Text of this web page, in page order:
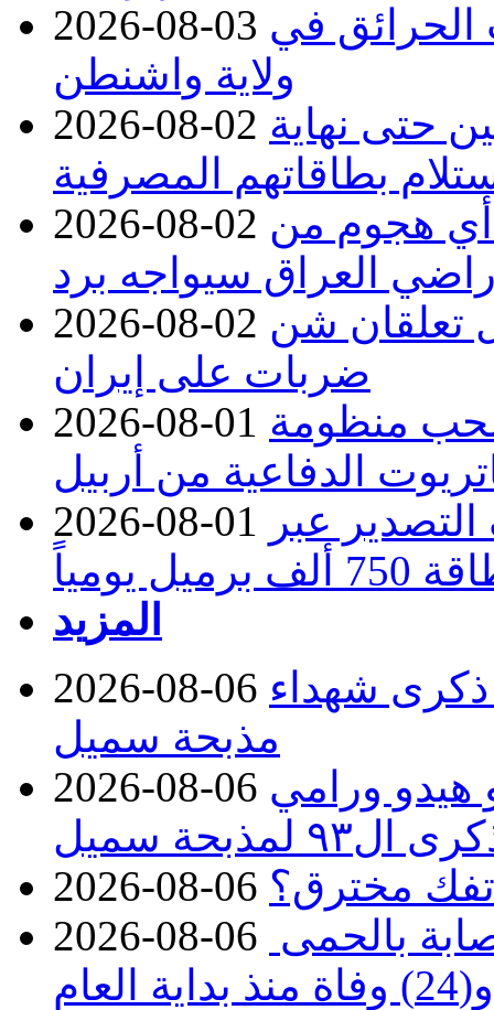
2026-08-03 الحرائق في
ولاية واشنطن
2026-08-02 حتى نهاية
بطاقاتهم المصرفية
2026-08-02 أي هجوم من
العراق سيواجه برد
2026-08-02 تعلقان شن
ضربات على إيران
2026-08-01 منظومة
الدفاعية من أربيل
2026-08-01
التصدير عبر
يومياً
المزيد
2026-08-06 ذكرى شهداء
مذبحة سميل
2026-08-06 هيدو ورامي
سميل
2026-08-06 مخترق؟
2026-08-06